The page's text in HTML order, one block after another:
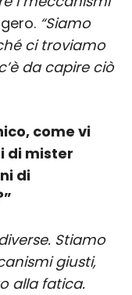
“Siamo
ci troviamo
da capire ciò
come vi
di mister
di
Stiamo
giusti,
alla fatica.